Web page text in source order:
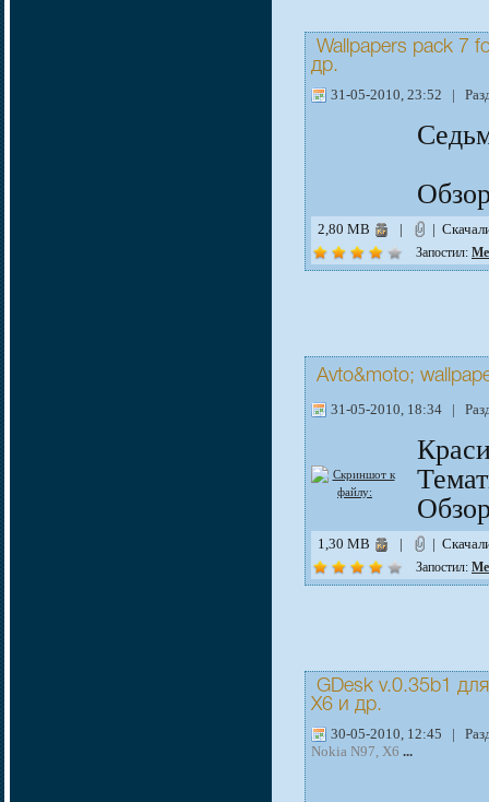
Wallpapers pack 7
др.
31-05-2010, 23:52 |
2,80 MB | |
Запостил:
Avto&moto;
31-05-2010, 18:34 |
1,30 MB | |
Запостил:
GDesk v.0.35b1
X6 и др.
30-05-2010, 12:45 |
Nokia N97, X6 ...